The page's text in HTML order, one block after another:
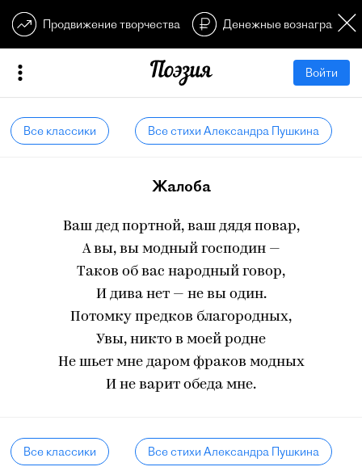
Продвижение творчества Денежные
Войти
Все классики Все стихи Александра Пушкина
Жалоба
Ваш дед портной, ваш дядя повар,
А вы, вы модный господин —
Таков об вас народный говор,
И дива нет — не вы один.
Потомку предков благородных,
Увы, никто в моей родне
Не шьет мне даром фраков модных
И не варит обеда мне.
Все классики Все стихи Александра Пушкина